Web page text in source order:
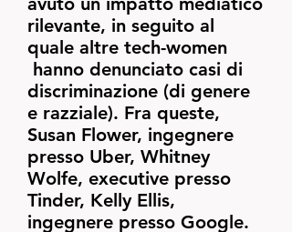
rilevante, in seguito al
quale altre tech-women
hanno denunciato casi di
discriminazione (di genere
e razziale). Fra queste,
Susan Flower, ingegnere
presso Uber, Whitney
Wolfe, executive presso
Tinder, Kelly Ellis,
ingegnere presso Google.